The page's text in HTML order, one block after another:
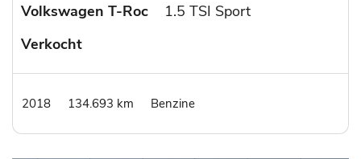
Volkswagen T-Roc
1.5 TSI Sport
Verkocht
2018 134.693 km Benzine